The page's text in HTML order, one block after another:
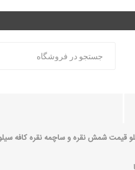
قیمت شمش نقره و ساچمه نقره کافه